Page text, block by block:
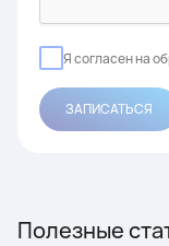
Я согласен на
ЗАПИСАТЬСЯ
Полезные